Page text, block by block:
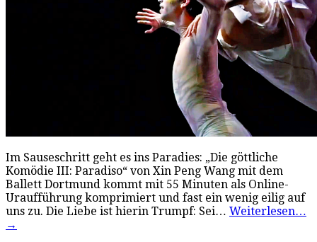
Im Sauseschritt geht es ins Paradies: „Die göttliche
Komödie III: Paradiso“ von Xin Peng Wang mit dem
Ballett Dortmund kommt mit 55 Minuten als Online-
Uraufführung komprimiert und fast ein wenig eilig auf
uns zu. Die Liebe ist hierin Trumpf: Sei… Weiterlesen…
→